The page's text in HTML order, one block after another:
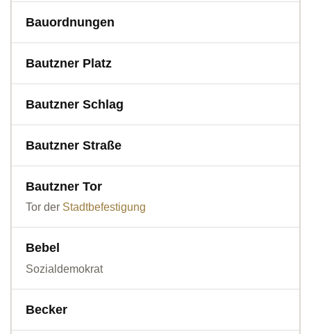
Bauordnungen
Bautzner Platz
Bautzner Schlag
Bautzner Straße
Bautzner Tor
Tor der Stadtbefestigung
Bebel
Sozialdemokrat
Becker